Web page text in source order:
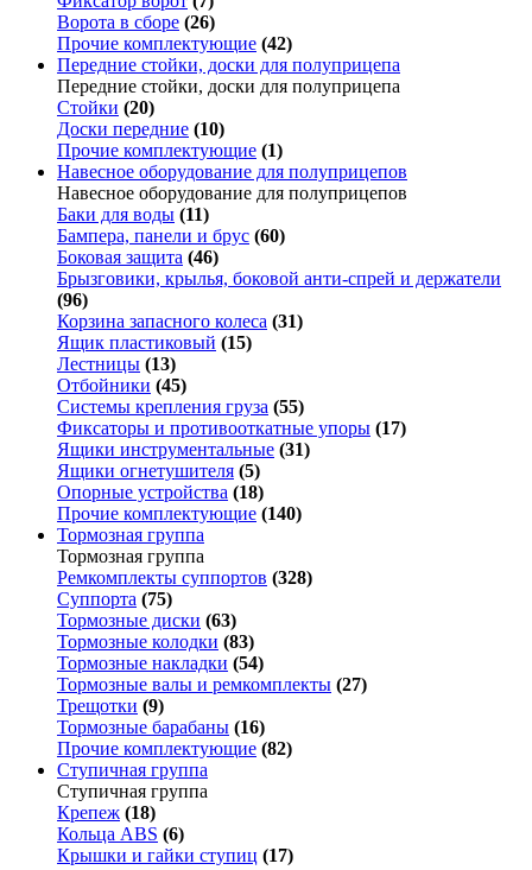
Ворота в сборе (26)
Прочие комплектующие (42)
Передние стойки, доски для полуприцепа
Передние стойки, доски для полуприцепа
Стойки (20)
Доски передние (10)
Прочие комплектующие (1)
Навесное оборудование для полуприцепов
Навесное оборудование для полуприцепов
Баки для воды (11)
Бампера, панели и брус (60)
Боковая защита (46)
Брызговики, крылья, боковой анти-спрей и держатели
(96)
Корзина запасного колеса (31)
Ящик пластиковый (15)
Лестницы (13)
Отбойники (45)
Системы крепления груза (55)
Фиксаторы и противооткатные упоры (17)
Ящики инструментальные (31)
Ящики огнетушителя (5)
Опорные устройства (18)
Прочие комплектующие (140)
Тормозная группа
Тормозная группа
Ремкомплекты суппортов (328)
Суппорта (75)
Тормозные диски (63)
Тормозные колодки (83)
Тормозные накладки (54)
Тормозные валы и ремкомплекты (27)
Трещотки (9)
Тормозные барабаны (16)
Прочие комплектующие (82)
Ступичная группа
Ступичная группа
Крепеж (18)
Кольца ABS (6)
Крышки и гайки ступиц (17)